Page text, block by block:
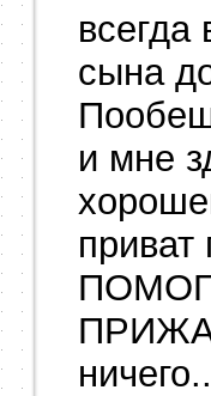
всегда
сына
и мне